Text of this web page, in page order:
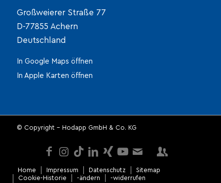
Großweierer Straße 77
D-77855 Achern
Deutschland
In Google Maps öffnen
In Apple Karten öffnen
© Copyright - Hodapp GmbH & Co. KG
Home Impressum Datenschutz
Sitemap
Cookie-Historie
-ändern
-widerrufen